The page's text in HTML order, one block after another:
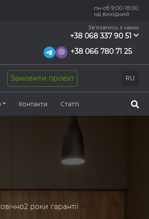
пн-сб 9:00-18:00,
нд вихідний
Зв'язатись з нами
+38 068 337 90 51
+38 066 780 71 25
RU
Замовити проект
Контакти Статті
2 роки гарантії